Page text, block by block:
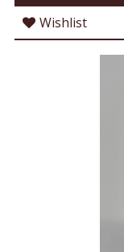
Wishlist